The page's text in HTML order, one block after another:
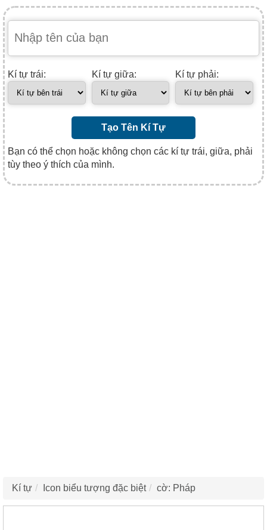
Kí tự trái: Kí tự giữa: Kí tự phải:
Tạo Tên Kí Tự
Bạn có thể chọn hoặc không chọn các kí tự trái, giữa, phải
tùy theo ý thích của mình.
Kí tự Icon biểu tượng đặc biệt cờ: Pháp